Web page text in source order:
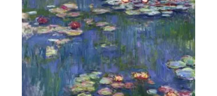
352€